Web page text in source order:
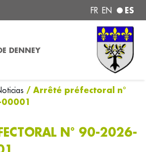
FR EN ES
DENNEY
/ Arrêté préfectoral n°
N° 90-2026-